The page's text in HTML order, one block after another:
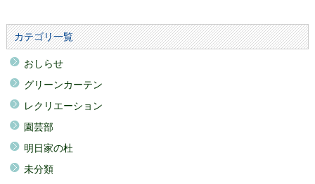
カテゴリ一覧
おしらせ
グリーンカーテン
レクリエーション
園芸部
明日家の杜
未分類